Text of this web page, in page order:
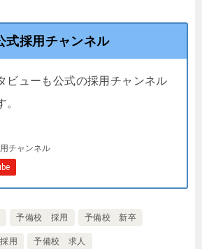
式採用チャンネル
ビューも公式の採用チャンネル
予備校 採用 予備校 新卒
用 予備校 求人